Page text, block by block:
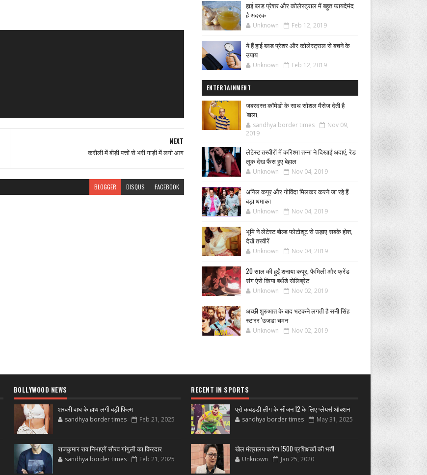
NEXT
करौली में बीड़ी पत्तों से भरी गाड़ी में लगी आग
BLOGGER DISQUS FACEBOOK
हाई ब्लड प्रेशर और कोलेस्ट्राल में बहुत फायदेमंद
है अदरक
Unknown Feb 12, 2019
ये हैं हाई ब्लड प्रेशर और कोलेस्ट्राल से बचने के
उपाय
Unknown Feb 12, 2019
ENTERTAINMENT
जबरदस्त कॉमेडी के साथ सोशल मैसेज देती है
'बाला,
sandhya border times
Nov 09,
2019
लेटेस्ट तस्वीरों में करिश्मा तन्ना ने दिखाईं अदाएं, रेड
लुक देख फैंस हुए बेहाल
Unknown Nov 04, 2019
अनिल कपूर और गोविंदा मिलकर करने जा रहे हैं
बड़ा धमाका
Unknown Nov 04, 2019
भूमि ने लेटेस्ट बोल्ड फोटोशूट से उड़ाए सबके होश,
देखें तस्वीरें
Unknown Nov 04, 2019
20 साल की हुईं शनाया कपूर, फैमिली और फ्रेंड
संग ऐसे किया बर्थडे सेलिब्रेट
Unknown Nov 02, 2019
अच्छी शुरुआत के बाद भटकने लगती है सनी सिंह
स्टारर 'उजडा चमन
Unknown Nov 02, 2019
BOLLYWOOD NEWS
शरवरी वाघ के हाथ लगी बड़ी फिल्म
sandhya border times Feb 21, 2025
राजकुमार राव निभाएगें सौरव गांगुली का किरदार
sandhya border times Feb 21, 2025
RECENT IN SPORTS
प्रो कबड्डी लीग के सीजन 12 के लिए प्लेयर्स ऑक्शन
sandhya border times May 31, 2025
खेल मंत्रालय करेगा 1500 प्रशिक्षकों की भर्ती
Unknown Jan 25, 2020